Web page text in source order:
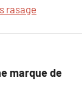
rasage
marque de